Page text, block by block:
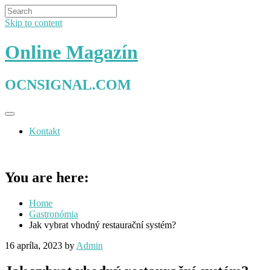
Skip to content
Online Magazín
OCNSIGNAL.COM
Kontakt
You are here:
Home
Gastronómia
Jak vybrat vhodný restaurační systém?
16 apríla, 2023 by Admin